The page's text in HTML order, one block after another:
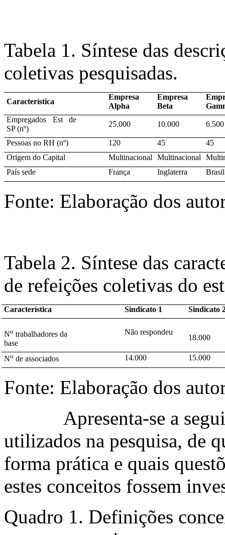
Tabela 1. Síntese das
coletivas pesquisadas.
Característica
Empresa
Alpha
Empresa
Beta
Empregados Est de
SP (nº)
25.000 10.000 6.500
Pessoas no RH (nº) 120 45
45
Origem do Capital
Multinacional Multinacional
País sede
França Inglaterra Brasil
Fonte: Elaboração dos
Tabela 2. Síntese das
de refeições coletivas do
Característica Sindicato 1 Sindicato
No trabalhadores da
base
Não respondeu
18.000
No de associados 14.000 15.000
Fonte: Elaboração dos
Apresenta-se a seguir
utilizados na pesquisa, de
forma prática e quais
estes conceitos fossem
Quadro 1. Definições